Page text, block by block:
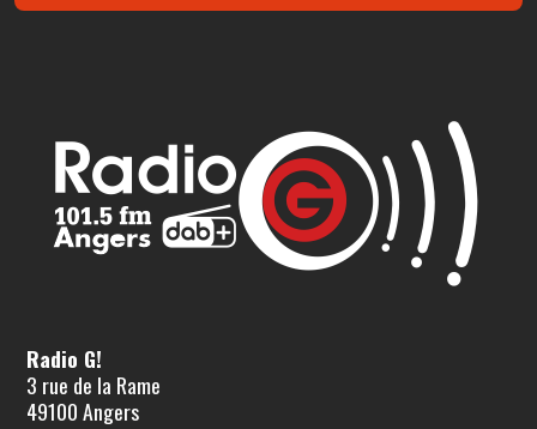
Radio G!
3 rue de la Rame
49100 Angers